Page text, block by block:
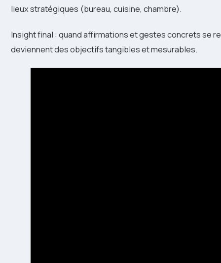
lieux stratégiques (bureau, cuisine, chambre).
Insight final : quand affirmations et gestes concrets se
deviennent des objectifs tangibles et mesurables.